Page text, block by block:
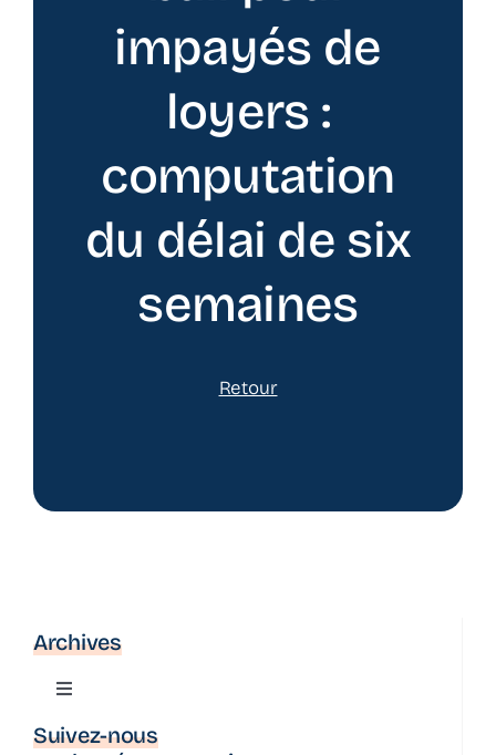
impayés de
loyers :
computation
du délai de six
semaines
Retour
Archives
Toggle
Actualité
Suivez-nous